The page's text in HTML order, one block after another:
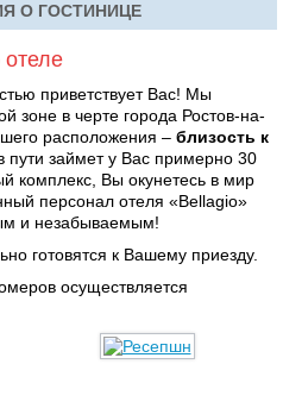
О ГОСТИНИЦЕ
приветствует Вас! Мы
зоне в черте города Ростов-на-
расположения – близость к
пути займет у Вас примерно 30
комплекс, Вы окунетесь в мир
персонал отеля «Bellagio»
и незабываемым!
готовятся к Вашему приезду.
осуществляется